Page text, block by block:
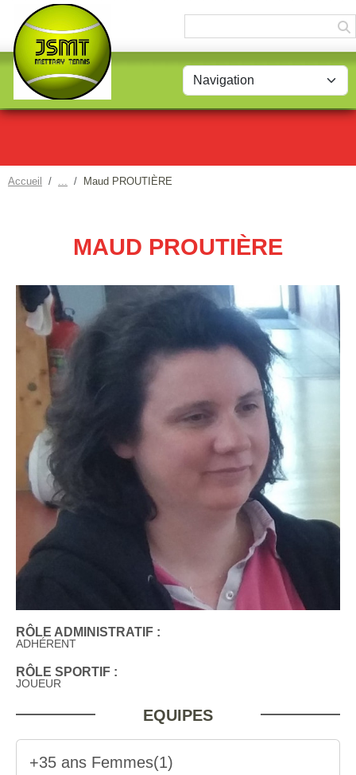
Accueil Maud PROUTIÈRE
MAUD PROUTIÈRE
RÔLE ADMINISTRATIF :
ADHÉRENT
RÔLE SPORTIF :
JOUEUR
EQUIPES
+35 ans Femmes(1)
Panneau de gestion des cookies